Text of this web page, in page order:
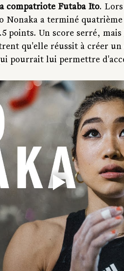
compatriote Futaba Ito. Lors
a terminé quatrième
points. Un score serré, mais
qu'elle réussit à créer un
pourrait lui permettre